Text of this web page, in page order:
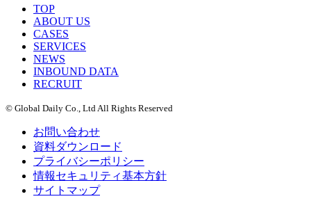
TOP
ABOUT US
CASES
SERVICES
NEWS
INBOUND DATA
RECRUIT
© Global Daily Co., Ltd All Rights Reserved
お問い合わせ
資料ダウンロード
プライバシーポリシー
情報セキュリティ基本方針
サイトマップ